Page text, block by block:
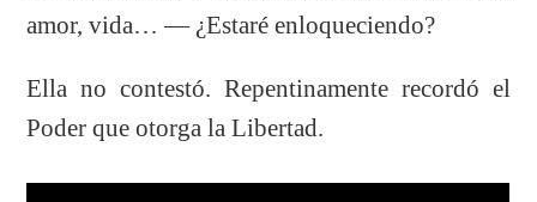
amor, vida… — ¿Estaré enloqueciendo?
Ella no contestó. Repentinamente recordó el
Poder que otorga la Libertad.